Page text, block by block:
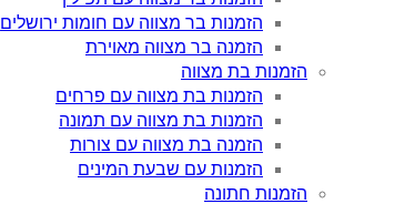
הזמנות בר מצווה עם חומות ירושלים
הזמנה בר מצווה מאוירת
הזמנות בת מצווה
הזמנות בת מצווה עם פרחים
הזמנות בת מצווה עם תמונה
הזמנה בת מצווה עם צורות
הזמנות עם שבעת המינים
הזמנות חתונה